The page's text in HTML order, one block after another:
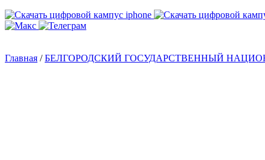
Главная /БЕЛГОРОДСКИЙ ГОСУДАРСТВЕННЫЙ